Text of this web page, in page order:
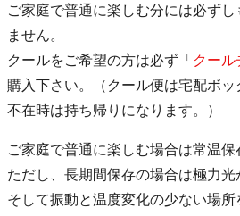
ご家庭で普通に楽しむ分には必ず
ません。
クールをご希望の方は必ず「 クール
購入下さい。（クール便は宅配ボッ
不在時は持ち帰りになります。）
ご家庭で普通に楽しむ場合は常温保
ただし、長期間保存の場合は極力光
そして振動と温度変化の少ない場